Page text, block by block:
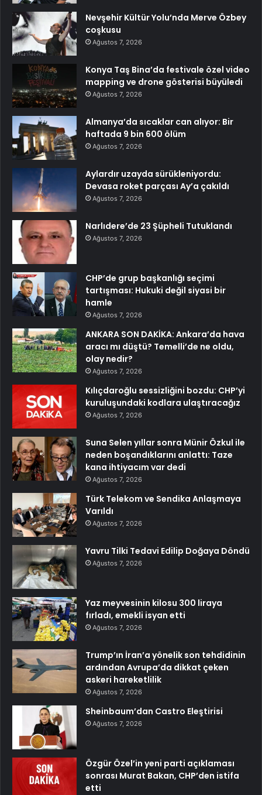
Nevşehir Kültür Yolu’nda Merve Özbey
coşkusu
Ağustos 7, 2026
Konya Taş Bina’da festivale özel video
mapping ve drone gösterisi büyüledi
Ağustos 7, 2026
Almanya’da sıcaklar can alıyor: Bir
haftada 9 bin 600 ölüm
Ağustos 7, 2026
Aylardır uzayda sürükleniyordu:
Devasa roket parçası Ay’a çakıldı
Ağustos 7, 2026
Narlıdere’de 23 Şüpheli Tutuklandı
Ağustos 7, 2026
CHP’de grup başkanlığı seçimi
tartışması: Hukuki değil siyasi bir
hamle
Ağustos 7, 2026
ANKARA SON DAKİKA: Ankara’da hava
aracı mı düştü? Temelli’de ne oldu,
olay nedir?
Ağustos 7, 2026
Kılıçdaroğlu sessizliğini bozdu: CHP’yi
kuruluşundaki kodlara ulaştıracağız
Ağustos 7, 2026
Suna Selen yıllar sonra Münir Özkul ile
neden boşandıklarını anlattı: Taze
kana ihtiyacım var dedi
Ağustos 7, 2026
Türk Telekom ve Sendika Anlaşmaya
Varıldı
Ağustos 7, 2026
Yavru Tilki Tedavi Edilip Doğaya Döndü
Ağustos 7, 2026
Yaz meyvesinin kilosu 300 liraya
fırladı, emekli isyan etti
Ağustos 7, 2026
Trump’ın İran’a yönelik son tehdidinin
ardından Avrupa’da dikkat çeken
askeri hareketlilik
Ağustos 7, 2026
Sheinbaum’dan Castro Eleştirisi
Ağustos 7, 2026
Özgür Özel’in yeni parti açıklaması
sonrası Murat Bakan, CHP’den istifa
etti